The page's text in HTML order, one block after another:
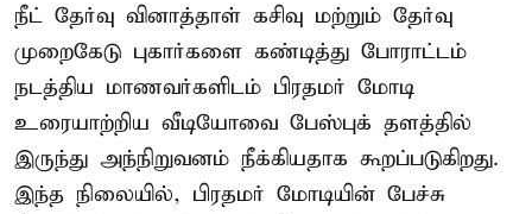
நீட் தேர்வு வினாத்தாள் கசிவு மற்றும் தேர்வு
முறைகேடு புகார்களை கண்டித்து போராட்டம்
நடத்திய மாணவர்களிடம் பிரதமர் மோடி
உரையாற்றிய வீடியோவை பேஸ்புக் தளத்தில்
இருந்து அந்நிறுவனம் நீக்கியதாக கூறப்படுகிறது.
இந்த நிலையில், பிரதமர் மோடியின் பேச்சு